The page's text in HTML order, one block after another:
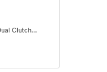
Clutch